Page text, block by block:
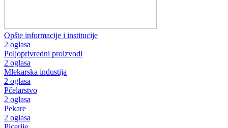
Opšte informacije i institucije
2 oglasa
Poljoprivredni proizvodi
2 oglasa
Mlekarska industija
2 oglasa
Pčelarstvo
2 oglasa
Pekare
2 oglasa